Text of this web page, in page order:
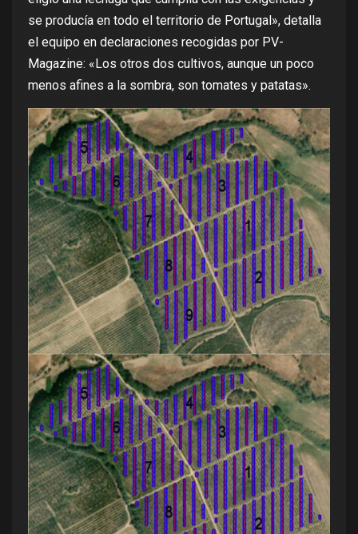
se producía en todo el territorio de Portugal», detalla
el equipo en declaraciones recogidas por PV-
Magazine: «Los otros dos cultivos, aunque un poco
menos afines a la sombra, son tomates y patatas».